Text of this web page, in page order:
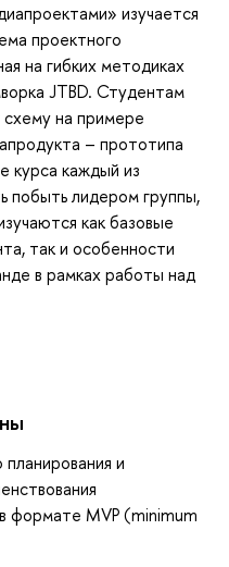
изучается
проектного
на гибких методиках
JTBD. Студентам
на примере
– прототипа
курса каждый из
побыть лидером группы,
как базовые
так и особенности
в рамках работы над
и
формате MVP (minimum